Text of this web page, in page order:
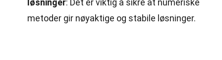
løsninger: Det er viktig å sikre at numeriske
metoder gir nøyaktige og stabile løsninger.